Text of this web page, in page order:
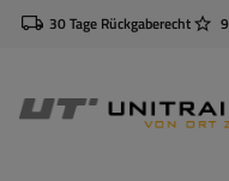
30 Tage Rückgaberecht